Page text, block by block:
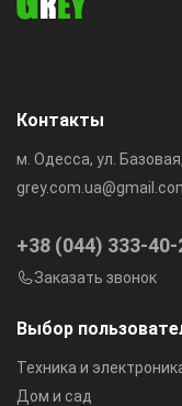
Выбор
Техника и
Дом и сад
Контакты
м. Одесса, ул.
+38 (044) 333-40-
Заказать звонок